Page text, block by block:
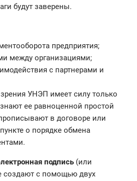
будут заверены.
предприятия;
между организациями;
с партнерами и
УНЭП имеет силу только
ее равноценной простой
в договоре или
о порядке обмена
подпись (или
создают с помощью двух